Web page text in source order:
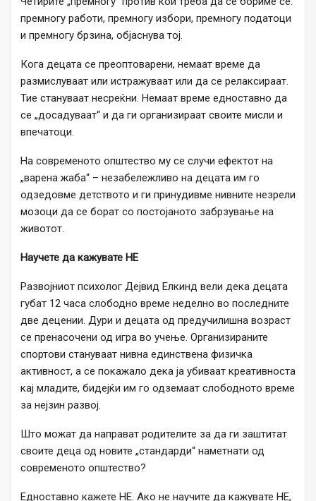
премногу работи, премногу избори, премногу податоци
и премногу брзина, објаснува тој.
Кога децата се преоптоварени, немаат време да
размислуваат или истражуваат или да се релаксираат.
Тие стануваат несреќни. Немаат време едноставно да
се „досадуваат“ и да ги организираат своите мисли и
впечатоци.
На современото општество му се случи ефектот на
„варена жаба“ – незабележливо на децата им го
одзедовме детството и ги принудивме нивните незрели
мозоци да се борат со постојаното забрзување на
животот.
Научете да кажувате НЕ
Развојниот психолог Дејвид Елкинд вели дека децата
губат 12 часа слободно време неделно во последните
две децении. Дури и децата од предучилишна возраст
се пренасочени од игра во учење. Организираните
спортови стануваат нивна единствена физичка
активност, а се покажало дека ја убиваат креативноста
кај младите, бидејќи им го одземаат слободното време
за нејзин развој.
Што можат да направат родителите за да ги заштитат
своите деца од новите „стандарди“ наметнати од
современото општество?
Едноставно кажете НЕ. Ако не научите да кажувате НЕ,